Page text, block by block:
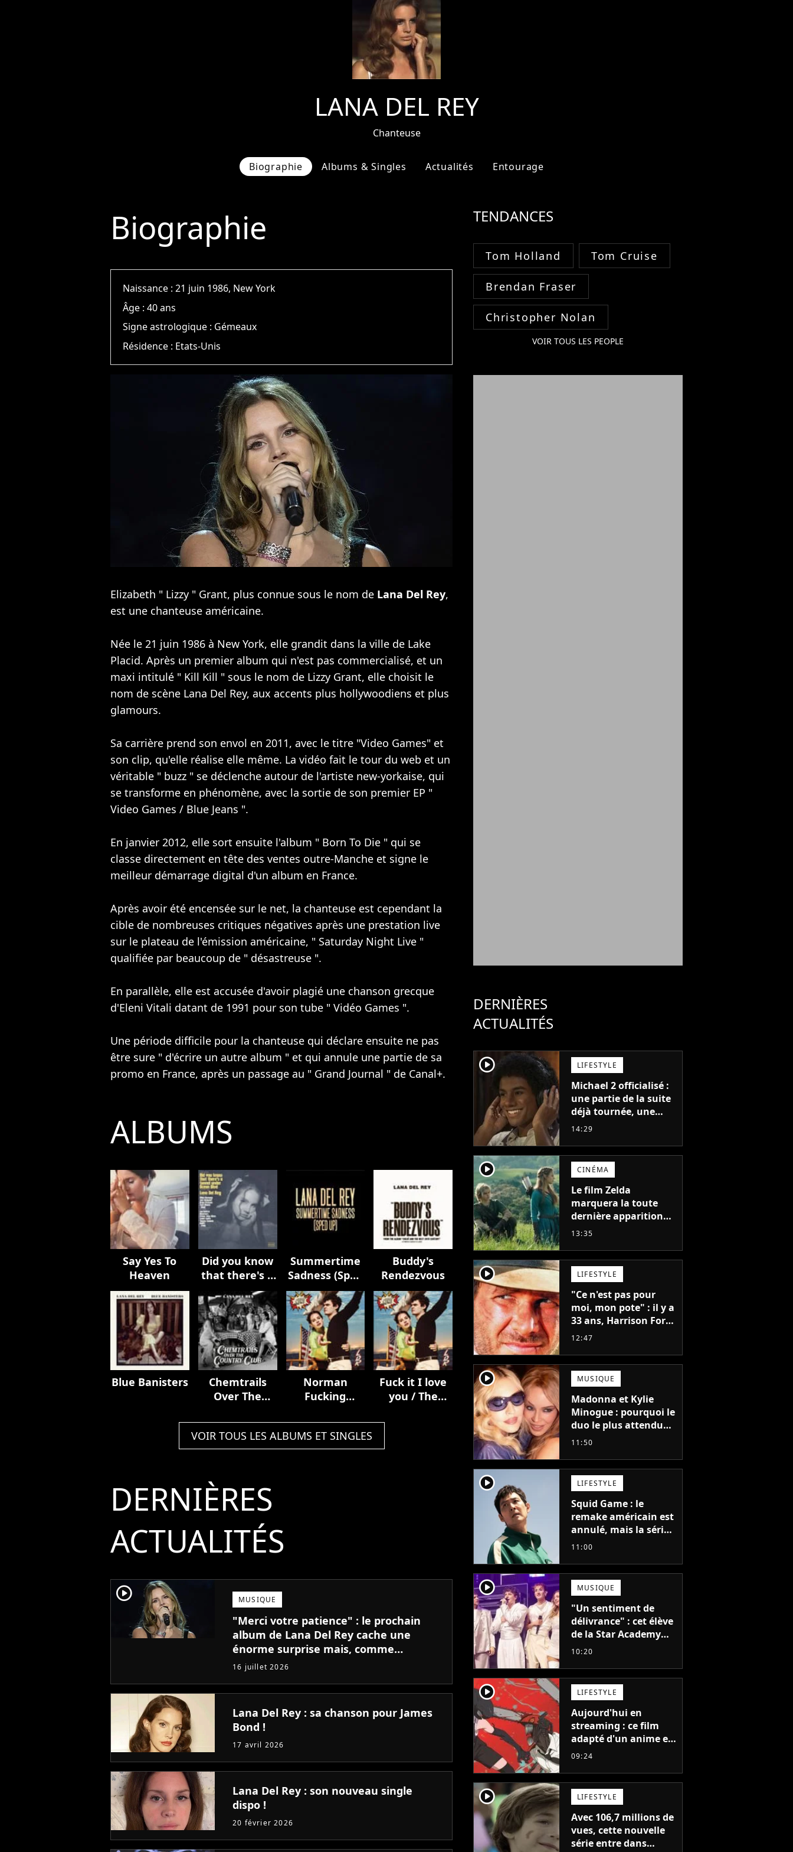
LANA DEL REY
Chanteuse
Biographie Albums & Singles Actualités Entourage
Biographie
Naissance :21 juin 1986, New York
Âge :40 ans
Signe astrologique : Gémeaux
Résidence : Etats-Unis
Elizabeth " Lizzy " Grant, plus connue sous le nom de Lana Del Rey,
est une chanteuse américaine.
Née le 21 juin 1986 à New York, elle grandit dans la ville de Lake
Placid. Après un premier album qui n'est pas commercialisé, et un
maxi intitulé " Kill Kill " sous le nom de Lizzy Grant, elle choisit le
nom de scène Lana Del Rey, aux accents plus hollywoodiens et plus
glamours.
Sa carrière prend son envol en 2011, avec le titre "Video Games" et
son clip, qu'elle réalise elle même. La vidéo fait le tour du web et un
véritable " buzz " se déclenche autour de l'artiste new-yorkaise, qui
se transforme en phénomène, avec la sortie de son premier EP "
Video Games / Blue Jeans ".
En janvier 2012, elle sort ensuite l'album " Born To Die " qui se
classe directement en tête des ventes outre-Manche et signe le
meilleur démarrage digital d'un album en France.
Après avoir été encensée sur le net, la chanteuse est cependant la
cible de nombreuses critiques négatives après une prestation live
sur le plateau de l'émission américaine, " Saturday Night Live "
qualifiée par beaucoup de " désastreuse ".
En parallèle, elle est accusée d'avoir plagié une chanson grecque
d'Eleni Vitali datant de 1991 pour son tube " Vidéo Games ".
Une période difficile pour la chanteuse qui déclare ensuite ne pas
être sure " d'écrire un autre album " et qui annule une partie de sa
promo en France, après un passage au " Grand Journal " de Canal+.
ALBUMS
Say Yes To
Heaven
Did you know
that there's a
tunnel under
Ocean Blvd
Summertime
Sadness (Sped
Up)
Buddy's
Rendezvous
Blue Banisters
Chemtrails
Over The
Norman
Fucking
Fuck it I love
you / The
VOIR TOUS LES ALBUMS ET SINGLES
DERNIÈRES
ACTUALITÉS
player2 MUSIQUE
"Merci votre patience" : le prochain
album de Lana Del Rey cache une
énorme surprise mais, comme
d'habitude, il va falloir être patient !
16 juillet 2026
Lana Del Rey : sa chanson pour James
Bond !
17 avril 2026
Lana Del Rey : son nouveau single
dispo !
20 février 2026
TENDANCES
Tom Holland Tom Cruise
Brendan Fraser
Christopher Nolan
VOIR TOUS LES PEOPLE
DERNIÈRES
ACTUALITÉS
player2 LIFESTYLE
Michael 2 officialisé :
une partie de la suite
déjà tournée, une
sortie possible en
14:29
player2 CINÉMA
Le film Zelda
marquera la toute
dernière apparition
de cet acteur
disparu trop tôt
13:35
player2 LIFESTYLE
"Ce n'est pas pour
moi, mon pote" : il y a
33 ans, Harrison Ford
refusait l'un des plus
les temps
12:47
player2 MUSIQUE
Madonna et Kylie
Minogue : pourquoi le
duo le plus attendu
de la pop a mis 25 ans
11:50
player2 LIFESTYLE
Squid Game : le
remake américain est
annulé, mais la série
la plus vue sur Netflix
version française
11:00
player2 MUSIQUE
"Un sentiment de
délivrance" : cet élève
de la Star Academy
balance après la fin
10:20
player2 LIFESTYLE
Aujourd'hui en
streaming : ce film
adapté d'un anime et
noté 98% est à voir
vous ne comprendrez
plus la série
09:24
player2 LIFESTYLE
Avec 106,7 millions de
vues, cette nouvelle
série entre dans